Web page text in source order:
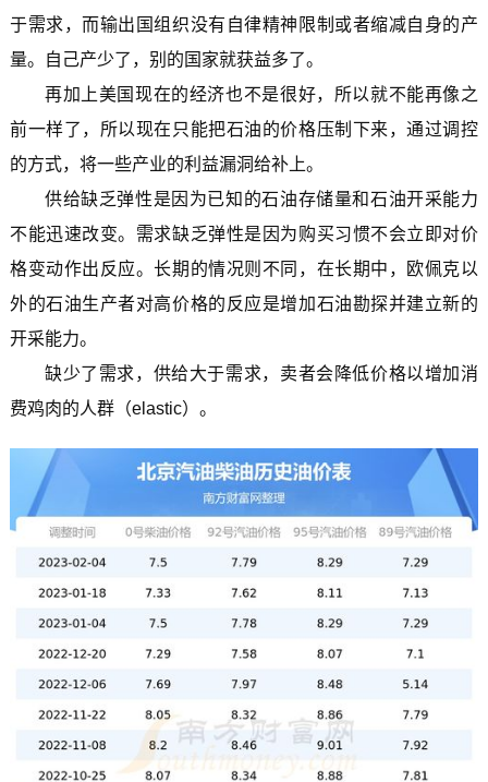
于需求，而输出国组织没有自律精神限制或者缩减自身的产
量。自己产少了，别的国家就获益多了。
再加上美国现在的经济也不是很好，所以就不能再像之
前一样了，所以现在只能把石油的价格压制下来，通过调控
的方式，将一些产业的利益漏洞给补上。
供给缺乏弹性是因为已知的石油存储量和石油开采能力
不能迅速改变。需求缺乏弹性是因为购买习惯不会立即对价
格变动作出反应。长期的情况则不同，在长期中，欧佩克以
外的石油生产者对高价格的反应是增加石油勘探并建立新的
开采能力。
缺少了需求，供给大于需求，卖者会降低价格以增加消
费鸡肉的人群（elastic）。